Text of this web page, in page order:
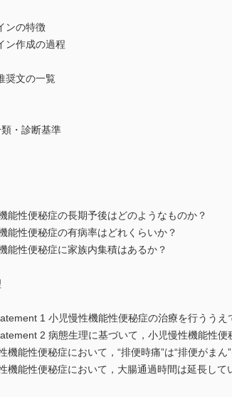
ンの特徴
ン作成の過程
奨文の一覧
・診断基準
能性便秘症の長期予後はどのようなものか？
能性便秘症の有病率はどれくらいか？
能性便秘症に家族内集積はあるか？
1 小児慢性機能性便秘症の治療を行ううえ
2 病態生理に基づいて，小児慢性機能性便
機能性便秘症において，“排便時痛”は“排便がまん
機能性便秘症において，大腸通過時間は延長して